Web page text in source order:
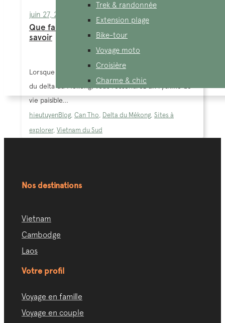
Trek & randonnée
Extension plage
Bike-tour
Voyage moto
Croisière
Charme & chic
juin 27, 2024
Que faire à Can Tho? Le guide pour tout
savoir
Lorsque vous visitez le Vietnam et explorez la région
du delta du Mékong, vous ressentirez un rythme de
vie paisible...
hieutuyenBlog Can Tho Delta du Mékong Sites à
explorer, Vietnam du Sud
Nos destinations
Vietnam
Cambodge
Laos
Votre profil
Voyage en famille
Voyage en couple